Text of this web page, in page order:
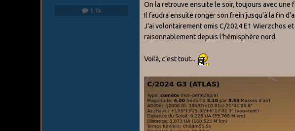
1.1k
On la retrouve ensuite le soir, toujours avec
Il faudra ensuite ronger son frein jusqu'à la fin
J'ai volontairement omis C/2024 E1 Wierzchos
raisonnablement depuis l'hémisphère nord.
Voilà, c'est tout...